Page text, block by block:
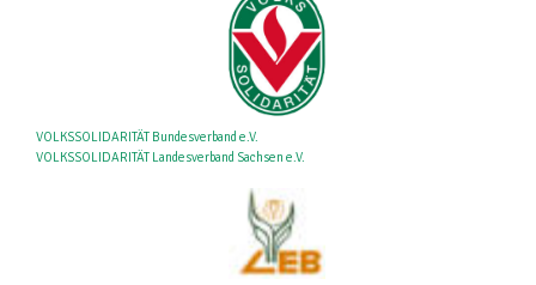
VOLKSSOLIDARITÄT Bundesverband e.V.
VOLKSSOLIDARITÄT Landesverband Sachsen e.V.